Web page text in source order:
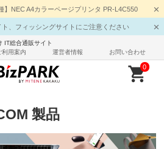
】NEC A4カラーページプリンタ PR-L4C550
、フィッシングサイトにご注意ください
IT総合通販サイト
利用案内
運営者情報 お問い合わせ
0
製品